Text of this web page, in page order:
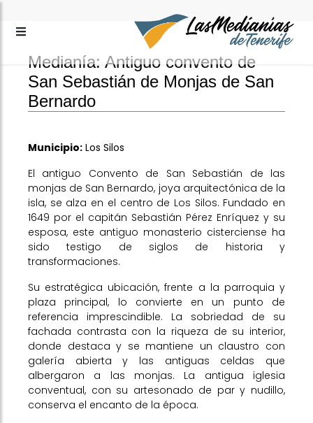
Medianía: Antiguo convento de
San Sebastián de Monjas de San
Bernardo
Municipio: Los Silos
El antiguo Convento de San Sebastián de las
monjas de San Bernardo, joya arquitectónica de la
isla, se alza en el centro de Los Silos. Fundado en
1649 por el capitán Sebastián Pérez Enríquez y su
esposa, este antiguo monasterio cisterciense ha
sido testigo de siglos de historia y
transformaciones.
Su estratégica ubicación, frente a la parroquia y
plaza principal, lo convierte en un punto de
referencia imprescindible. La sobriedad de su
fachada contrasta con la riqueza de su interior,
donde destaca y se mantiene un claustro con
galería abierta y las antiguas celdas que
albergaron a las monjas. La antigua iglesia
conventual, con su artesonado de par y nudillo,
conserva el encanto de la época.